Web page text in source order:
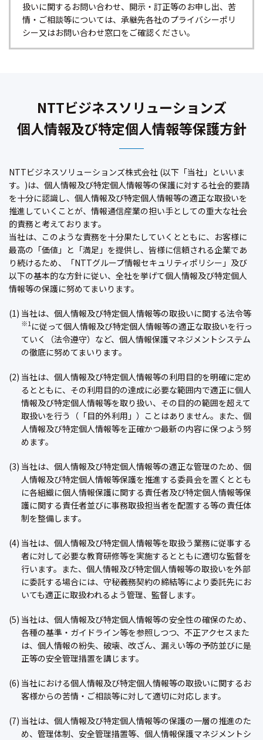
扱いに関するお問い合わせ、開示・訂正等のお申し出、苦
情・ご相談等については、承継先各社のプライバシーポリ
シー又はお問い合わせ窓口をご確認ください。
NTTビジネスソリューションズ
個人情報及び特定個人情報等保護方針
NTTビジネスソリューションズ株式会社 (以下「当社」といいま
す。)は、個人情報及び特定個人情報等の保護に対する社会的要請
を十分に認識し、個人情報及び特定個人情報等の適正な取扱いを
推進していくことが、情報通信産業の担い手としての重大な社会
的責務と考えております。
当社は、このような責務を十分果たしていくとともに、お客様に
最高の「価値」と「満足」を提供し、皆様に信頼される企業であ
り続けるため、「NTTグループ情報セキュリティポリシー」及び
以下の基本的な方針に従い、全社を挙げて個人情報及び特定個人
情報等の保護に努めてまいります。
(1) 当社は、個人情報及び特定個人情報等の取扱いに関する法令等
※1に従って個人情報及び特定個人情報等の適正な取扱いを行っ
ていく（法令遵守）など、個人情報保護マネジメントシステム
の徹底に努めてまいります。
(2) 当社は、個人情報及び特定個人情報等の利用目的を明確に定め
るとともに、その利用目的の達成に必要な範囲内で適正に個人
情報及び特定個人情報等を取り扱い、その目的の範囲を超えて
取扱いを行う（「目的外利用」）ことはありません。また、個
人情報及び特定個人情報等を正確かつ最新の内容に保つよう努
めます。
(3) 当社は、個人情報及び特定個人情報等の適正な管理のため、個
人情報及び特定個人情報等保護を推進する委員会を置くととも
に各組織に個人情報保護に関する責任者及び特定個人情報等保
護に関する責任者並びに事務取扱担当者を配置する等の責任体
制を整備します。
(4) 当社は、個人情報及び特定個人情報等を取扱う業務に従事する
者に対して必要な教育研修等を実施するとともに適切な監督を
行います。また、個人情報及び特定個人情報等の取扱いを外部
に委託する場合には、守秘義務契約の締結等により委託先にお
いても適正に取扱われるよう管理、監督します。
(5) 当社は、個人情報及び特定個人情報等の安全性の確保のため、
各種の基準・ガイドライン等を参照しつつ、不正アクセスまた
は、個人情報の紛失、破壊、改ざん、漏えい等の予防並びに是
正等の安全管理措置を講じます。
(6) 当社における個人情報及び特定個人情報等の取扱いに関するお
客様からの苦情・ご相談等に対して適切に対応します。
(7) 当社は、個人情報及び特定個人情報等の保護の一層の推進のた
め、管理体制、安全管理措置等、個人情報保護マネジメントシ